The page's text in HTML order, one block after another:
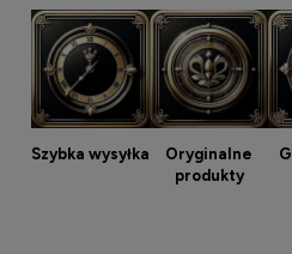
Szybka wysyłka
Oryginalne
produkty